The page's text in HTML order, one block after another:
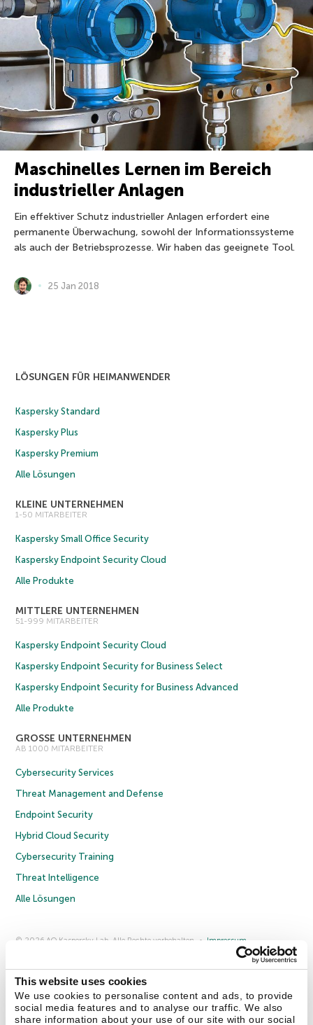
This website uses cookies
We use cookies to personalise content and ads, to provide
social media features and to analyse our traffic. We also
share information about your use of our site with our social
Maschinelles Lernen im Bereich
industrieller Anlagen
Ein effektiver Schutz industrieller Anlagen erfordert eine
permanente Überwachung, sowohl der Informationssysteme
als auch der Betriebsprozesse. Wir haben das geeignete Tool.
25 Jan 2018
LÖSUNGEN FÜR HEIMANWENDER
Kaspersky Standard
Kaspersky Plus
Kaspersky Premium
Alle Lösungen
KLEINE UNTERNEHMEN
1-50 MITARBEITER
Kaspersky Small Office Security
Kaspersky Endpoint Security Cloud
Alle Produkte
MITTLERE UNTERNEHMEN
51-999 MITARBEITER
Kaspersky Endpoint Security Cloud
Kaspersky Endpoint Security for Business Select
Kaspersky Endpoint Security for Business Advanced
Alle Produkte
GROSSE UNTERNEHMEN
AB 1000 MITARBEITER
Cybersecurity Services
Threat Management and Defense
Endpoint Security
Hybrid Cloud Security
Cybersecurity Training
Threat Intelligence
Alle Lösungen
© 2026 AO Kaspersky Lab. Alle Rechte vorbehalten.
Impressum
Lizenzvereinbarung B2B
Kontakt Über uns Partner Blog
Weitere Informationen
Pressemitteilungen